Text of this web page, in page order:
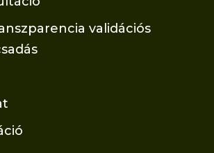
validációs